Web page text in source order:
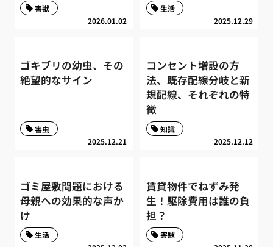
2026.01.02
害獣
2025.12.29
生活
ゴキブリの幼虫、その
絶望的なサイン
2025.12.21
害虫
コンセント増設の方
法、既存配線分岐と新
規配線、それぞれの特
徴
2025.12.12
知識
ゴミ屋敷問題における
母親への効果的な声か
け
生活
賃貸物件でねずみ発
生！駆除費用は誰の負
担？
害獣